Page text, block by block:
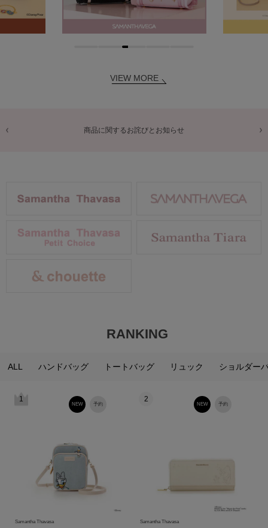
VIEW MORE
商品に関するお詫びとお知らせ
RANKING
ALL ハンドバッグ トートバッグ リュック ショルダー
1
予約
NEW
Samantha Thavasa
2
予約
NEW
Samantha Thavasa